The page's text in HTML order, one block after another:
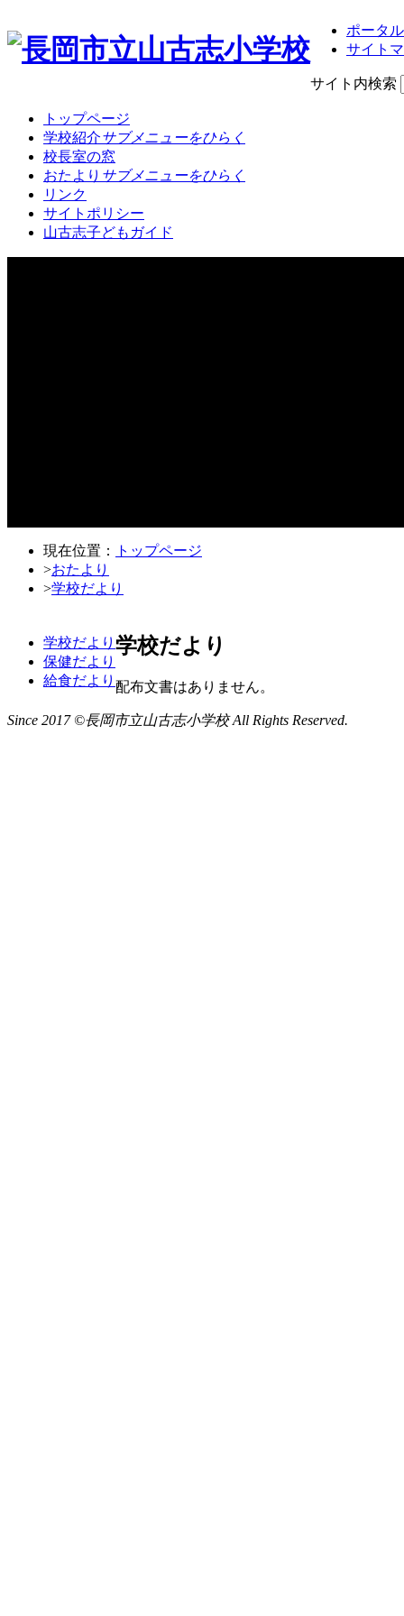
ポータ
サイト
サイト内検索
トップページ
学校紹介サブメニューをひらく
校長室の窓
おたより サブメニューをひらく
リンク
サイトポリシー
山古志子どもガイド
現在位置：
トップページ
>おたより
>学校だより
学校だより
保健だより
給食だより
学校だより
配布文書はありません。
Since 2017 ©長岡市立山古志小学校 All Rights Reserved.